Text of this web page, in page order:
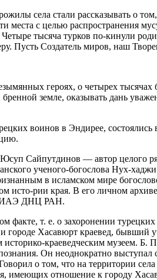
села стали рассказывать о
места с целью распространения
тысяча турков по-кинули
Пусть Создатель миров, наш
героях, о четырех
земле, оказывать дань
воинов в Эндирее,
Сайпутдинов — автор
ученого-богослова Нух-
в исламском мире
исто-рии края. В его личном
ИИАЭ ДНЦ РАН.
т. е. о захоронении
Хасавюрт краевед, бывший
краеведческим музеем. Б.
Он неоднократно
о том, что на территории
имеющих отношение к городу